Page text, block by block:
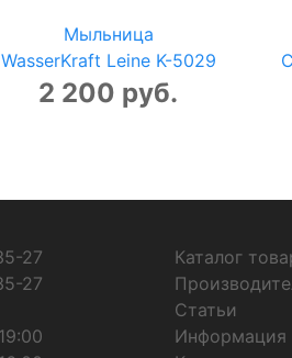
Мыльница
WasserKraft Leine K-5029
2 200 руб.
27
27
Каталог
Статьи
Информация